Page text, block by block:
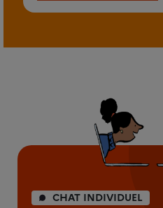
CHAT INDIVIDUEL